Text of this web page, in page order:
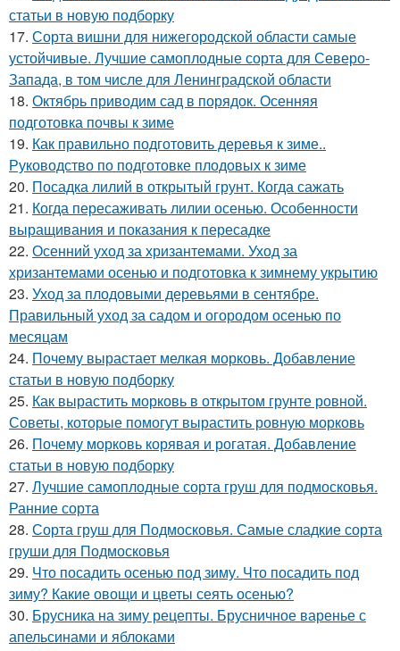
статьи в новую подборку
17. Сорта вишни для нижегородской области самые
устойчивые. Лучшие самоплодные сорта для Северо-
Запада, в том числе для Ленинградской области
18. Октябрь приводим сад в порядок. Осенняя
подготовка почвы к зиме
19. Как правильно подготовить деревья к зиме..
Руководство по подготовке плодовых к зиме
20. Посадка лилий в открытый грунт. Когда сажать
21. Когда пересаживать лилии осенью. Особенности
выращивания и показания к пересадке
22. Осенний уход за хризантемами. Уход за
хризантемами осенью и подготовка к зимнему укрытию
23. Уход за плодовыми деревьями в сентябре.
Правильный уход за садом и огородом осенью по
месяцам
24. Почему вырастает мелкая морковь. Добавление
статьи в новую подборку
25. Как вырастить морковь в открытом грунте ровной.
Советы, которые помогут вырастить ровную морковь
26. Почему морковь корявая и рогатая. Добавление
статьи в новую подборку
27. Лучшие самоплодные сорта груш для подмосковья.
Ранние сорта
28. Сорта груш для Подмосковья. Самые сладкие сорта
груши для Подмосковья
29. Что посадить осенью под зиму. Что посадить под
зиму? Какие овощи и цветы сеять осенью?
30. Брусника на зиму рецепты. Брусничное варенье с
апельсинами и яблоками